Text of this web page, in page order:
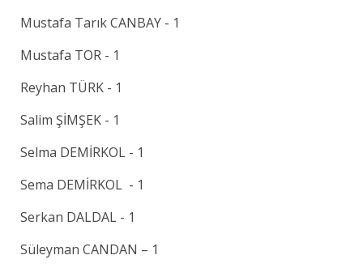
Mustafa Tarık CANBAY - 1
Mustafa TOR - 1
Reyhan TÜRK - 1
Salim ŞİMŞEK - 1
Selma DEMİRKOL - 1
Sema DEMİRKOL - 1
Serkan DALDAL - 1
Süleyman CANDAN – 1